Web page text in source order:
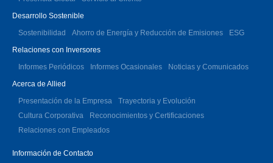
Desarrollo Sostenible
Sostenibilidad
Ahorro de Energía y Reducción de Emisiones
ESG
Relaciones con Inversores
Informes Periódicos
Informes Ocasionales
Noticias y Comunicados
Acerca de Allied
Presentación de la Empresa
Trayectoria y Evolución
Cultura Corporativa
Reconocimientos y Certificaciones
Relaciones con Empleados
Información de Contacto